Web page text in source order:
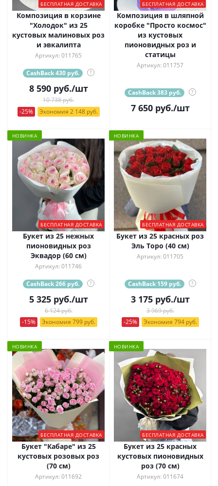
БЕСПЛАТНАЯ ДОСТАВКА
Композиция в корзине
"Холодок" из 25
кустовых малиновых роз
и эвкалипта
Артикул: 011765
CashBack 430 руб. ?
8 590руб./шт
10 738 руб.
-25%
Экономия 2 148 руб.
БЕСПЛАТНАЯ ДОСТАВКА
Композиция в шляпной
коробке "Просто космос"
из кустовых
пионовидных роз и
статицы
Артикул: 011757
CashBack 383 руб. ?
7 650руб./шт
НОВИНКА
БЕСПЛАТНАЯ ДОСТАВКА
Букет из 25 нежных
пионовидных роз
Эквадор (60 см)
Артикул: 011746
CashBack 266 руб. ?
5 325руб./шт
6 124 руб.
-15%
Экономия 799 руб.
НОВИНКА
БЕСПЛАТНАЯ ДОСТАВКА
Букет из 25 красных роз
Эль Торо (40 см)
Артикул: 011705
CashBack 159 руб. ?
3 175руб./шт
3 969 руб.
-25%
Экономия 794 руб.
НОВИНКА
БЕСПЛАТНАЯ ДОСТАВКА
Букет "Кабаре" из 25
кустовых розовых роз
(70 см)
Артикул: 011692
НОВИНКА
БЕСПЛАТНАЯ ДОСТАВКА
Букет из 25 красных
кустовых пионовидных
роз (70 см)
Артикул: 011674